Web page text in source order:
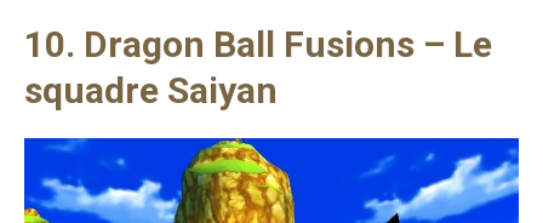
10. Dragon Ball Fusions – Le
squadre Saiyan